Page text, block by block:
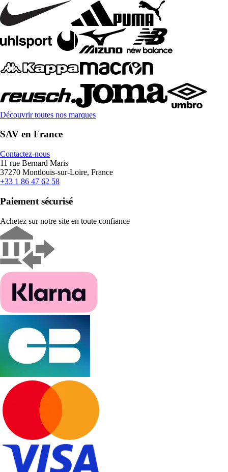
Découvrir toutes nos marques
SAV en France
Contactez-nous
11 rue Bernard Maris
37270 Montlouis-sur-Loire, France
+33 1 86 47 62 58
Paiement sécurisé
Achetez sur notre site en toute confiance